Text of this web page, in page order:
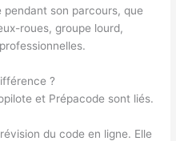
pendant son parcours, que
roues, groupe lourd,
?
et Prépacode sont liés.
du code en ligne. Elle